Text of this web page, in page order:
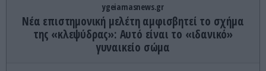
ygeiamasnews.gr
Νέα επιστημονική μελέτη αμφισβητεί το σχήμα
της «κλεψύδρας»: Αυτό είναι το «ιδανικό»
γυναικείο σώμα